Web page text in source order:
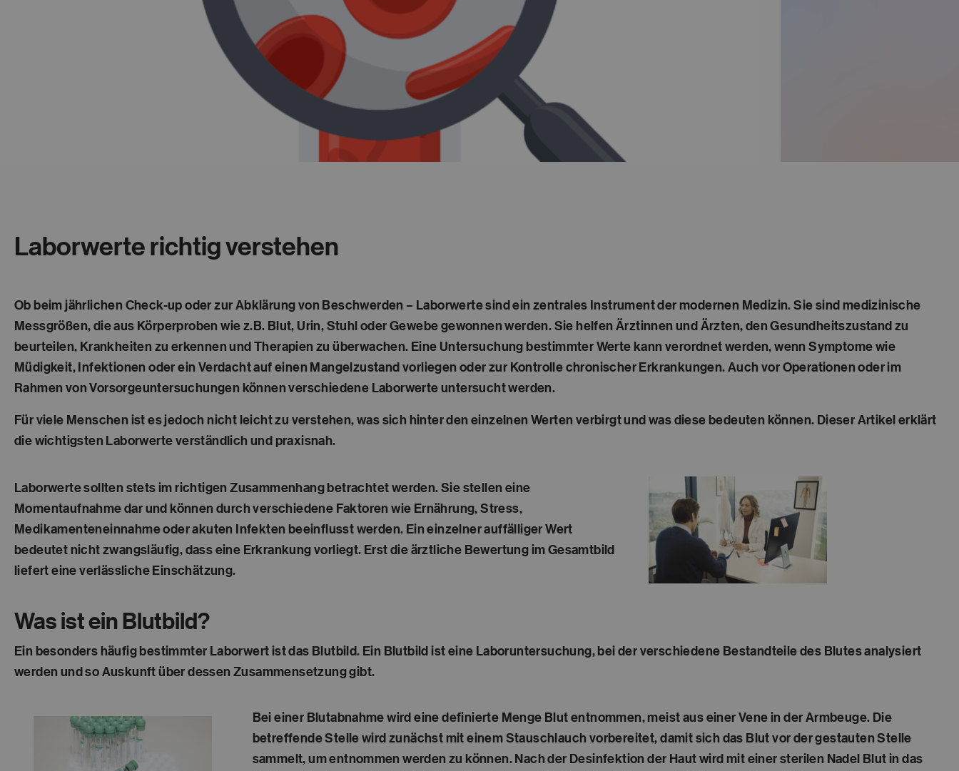
Laborwerte richtig verstehen
Ob beim jährlichen Check-up oder zur Abklärung von Beschwerden – Laborwerte sind ein zentrales Instrument der modernen Medizin. Sie sind medizinische
Messgrößen, die aus Körperproben wie z.B. Blut, Urin, Stuhl oder Gewebe gewonnen werden. Sie helfen Ärztinnen und Ärzten, den Gesundheitszustand zu
beurteilen, Krankheiten zu erkennen und Therapien zu überwachen. Eine Untersuchung bestimmter Werte kann verordnet werden, wenn Symptome wie
Müdigkeit, Infektionen oder ein Verdacht auf einen Mangelzustand vorliegen oder zur Kontrolle chronischer Erkrankungen. Auch vor Operationen oder im
Rahmen von Vorsorgeuntersuchungen können verschiedene Laborwerte untersucht werden.
Für viele Menschen ist es jedoch nicht leicht zu verstehen, was sich hinter den einzelnen Werten verbirgt und was diese bedeuten können. Dieser Artikel erklärt
die wichtigsten Laborwerte verständlich und praxisnah.
Laborwerte sollten stets im richtigen Zusammenhang betrachtet werden. Sie stellen eine
Momentaufnahme dar und können durch verschiedene Faktoren wie Ernährung, Stress,
Medikamenteneinnahme oder akuten Infekten beeinflusst werden. Ein einzelner auffälliger Wert
bedeutet nicht zwangsläufig, dass eine Erkrankung vorliegt. Erst die ärztliche Bewertung im Gesamtbild
liefert eine verlässliche Einschätzung.
Was ist ein Blutbild?
Ein besonders häufig bestimmter Laborwert ist das Blutbild. Ein Blutbild ist eine Laboruntersuchung, bei der verschiedene Bestandteile des Blutes analysiert
werden und so Auskunft über dessen Zusammensetzung gibt.
Bei einer Blutabnahme wird eine definierte Menge Blut entnommen, meist aus einer Vene in der Armbeuge. Die
betreffende Stelle wird zunächst mit einem Stauschlauch vorbereitet, damit sich das Blut vor der gestauten Stelle
sammelt, um entnommen werden zu können. Nach der Desinfektion der Haut wird mit einer sterilen Nadel Blut in das